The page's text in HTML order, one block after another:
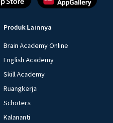
Produk Lainnya
Brain Academy Online
English Academy
Skill Academy
Ruangkerja
Schoters
Kalananti